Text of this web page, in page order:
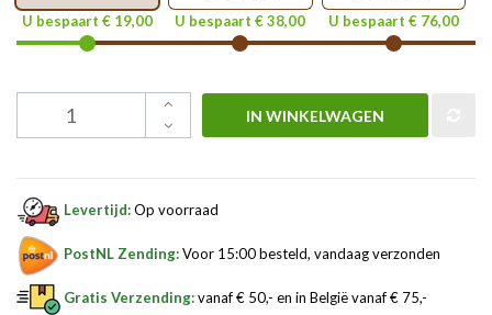
U bespaart € 19,00
U bespaart € 38,00
U bespaart € 76,00
IN WINKELWAGEN
Levertijd:Op voorraad
PostNL Zending:Voor 15:00 besteld, vandaag verzonden
Gratis Verzending:vanaf € 50,- en in België vanaf € 75,-